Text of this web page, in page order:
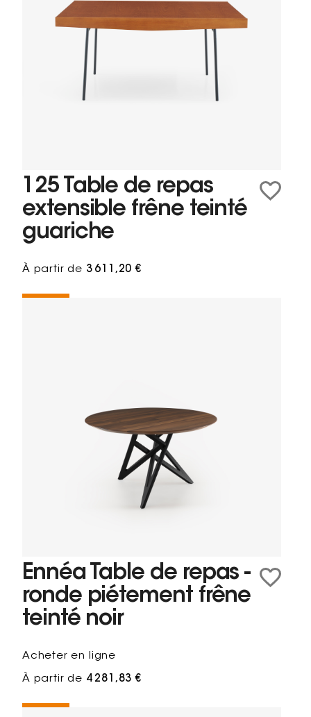
125 Table de repas
extensible frêne teinté
guariche
À partir de 3 611,20 €
Ennéa Table de repas -
ronde piétement frêne
teinté noir
Acheter en ligne
À partir de 4 281,83 €